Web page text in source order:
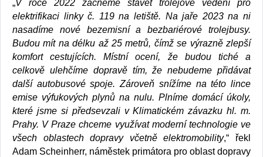
„V roce 2022 začneme stavět trolejové vedení pro
elektrifikaci linky č. 119 na letiště. Na jaře 2023 na ni
nasadíme nové bezemisní a bezbariérové trolejbusy.
Budou mít na délku až 25 metrů, čímž se výrazně zlepší
komfort cestujících. Místní ocení, že budou tiché a
celkově ulehčíme dopravě tím, že nebudeme přidávat
další autobusové spoje. Zároveň snížíme na této lince
emise výfukových plynů na nulu. Plníme domácí úkoly,
které jsme si předsevzali v Klimatickém závazku hl. m.
Prahy. V Praze chceme využívat moderní technologie ve
všech oblastech dopravy včetně elektromobility,“ řekl
Adam Scheinherr, náměstek primátora pro oblast dopravy